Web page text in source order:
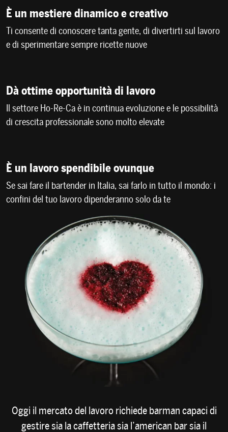
È un mestiere dinamico e creativo
Ti consente di conoscere tanta gente, di divertirti sul lavoro
e di sperimentare sempre ricette nuove
Dà ottime opportunità di lavoro
Il settore Ho-Re-Ca è in continua evoluzione e le possibilità
di crescita professionale sono molto elevate
È un lavoro spendibile ovunque
Se sai fare il bartender in Italia, sai farlo in tutto il mondo: i
confini del tuo lavoro dipenderanno solo da te
Oggi il mercato del lavoro richiede barman capaci di
gestire sia la caffetteria sia l’american bar sia il